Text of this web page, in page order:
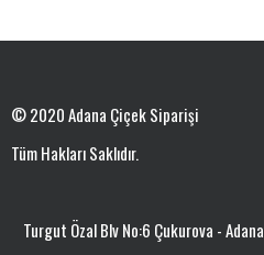
© 2020 Adana Çiçek Siparişi
Tüm Hakları Saklıdır.
Turgut Özal Blv No:6 Çukurova - Adana